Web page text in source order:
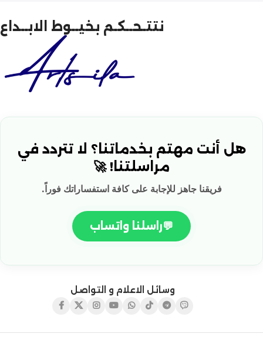
نتتـحــكـم بخيــوط الابــداع
هل أنت مهتم بخدماتنا؟ لا تتردد في
مراسلتنا! 🚀
فريقنا جاهز للإجابة على كافة استفساراتك فوراً.
💬راسلنا واتساب
وسائل الاعلام و التواصل